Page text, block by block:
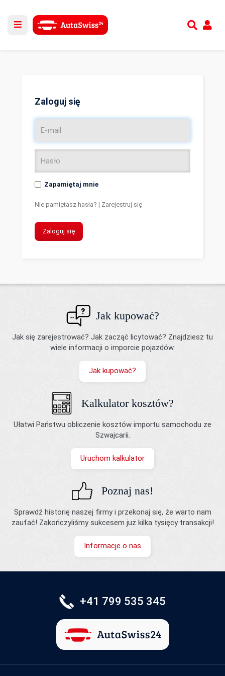
Zaloguj się
Zapamiętaj mnie
Nie pamiętasz hasła? | Zarejestruj się
Zaloguj się
Jak kupować?
Jak się zarejestrować? Jak zacząć licytować? Znajdziesz tu
wiele informacji o imporcie pojazdów.
Jak kupować?
Kalkulator kosztów?
Ułatwi Państwu obliczenie kosztów importu samochodu ze
Szwajcarii.
Uruchom kalkulator
Poznaj nas!
Sprawdź historię naszej firmy i przekonaj się, że warto nam
zaufać! Zakończyliśmy sukcesem już kilka tysięcy transakcji!
Informacje o nas
+41 799 535 345